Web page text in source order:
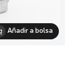
Añadir a bolsa